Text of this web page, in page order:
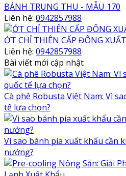
BÁNH TRUNG THU - MẪU 170
Liên hệ: 0942857988
ỚT CHỈ THIÊN CẤP ĐÔNG
Liên hệ: 0942857988
Bài viết mới cập nhật
Cà phê Robusta Việt Nam: Vì
tế lựa chọn?
Vì sao bánh pía xuất khẩu cần
nướng?